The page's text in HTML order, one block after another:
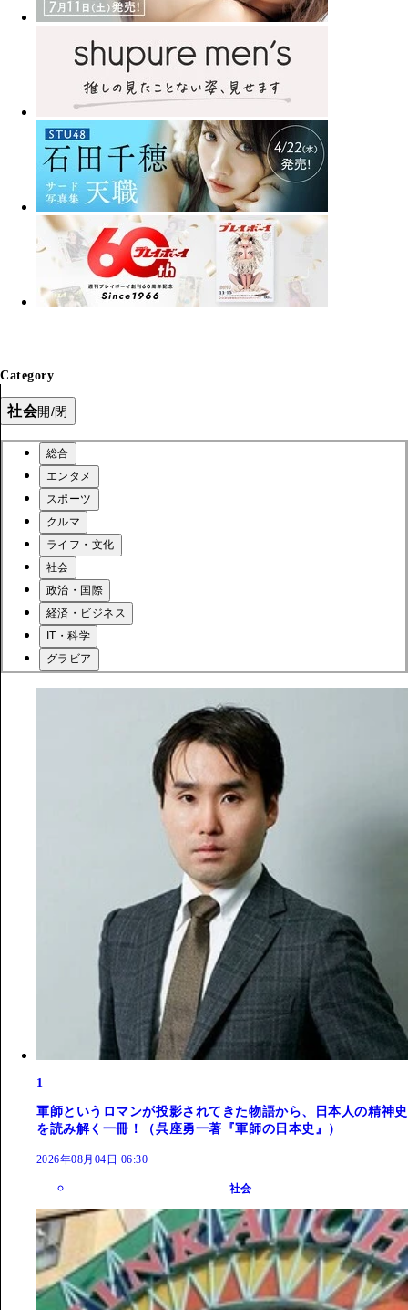
Category
社会開/閉
総合
エンタメ
スポーツ
クルマ
ライフ・文化
社会
政治・国際
経済・ビジネス
IT・科学
グラビア
1
軍師というロマンが投影されてきた物語から、日本人の精神史
を読み解く一冊！（呉座勇一著『軍師の日本史』）
2026年08月04日 06:30
社会